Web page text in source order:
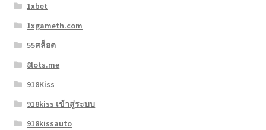
1xbet
1xgameth.com
55สล็อต
8lots.me
918Kiss
918kiss เข้าสู่ระบบ
918kissauto